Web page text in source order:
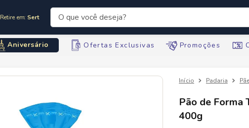
Retire em: Sertãozinho
O que você deseja?
Aniversário Ofertas Exclusivas Promoções
Padaria
Pão de Forma
400g
Termos mais buscados
leite
3º
cerveja
5º
arroz
6
sabonete